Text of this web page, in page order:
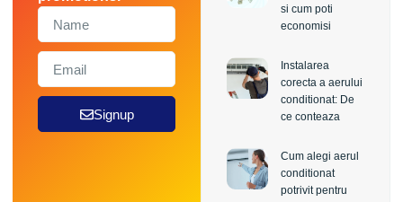
Signup
si cum poti
economisi
Instalarea
corecta a aerului
conditionat: De
ce conteaza
Cum alegi aerul
conditionat
potrivit pentru